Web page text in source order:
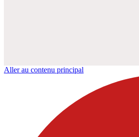
Aller au contenu principal